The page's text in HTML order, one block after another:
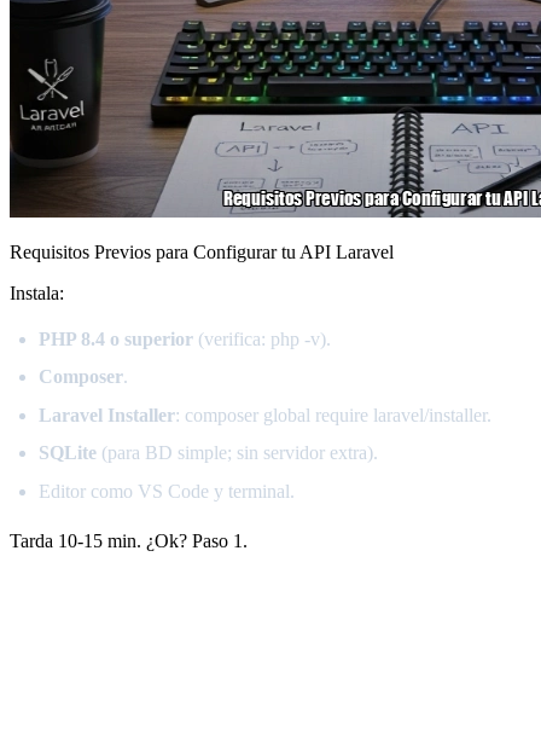
Requisitos Previos para Configurar tu API Laravel
Instala:
PHP 8.4 o superior (verifica: php -v).
Composer.
Laravel Installer: composer global require laravel/installer.
SQLite (para BD simple; sin servidor extra).
Editor como VS Code y terminal.
Tarda 10-15 min. ¿Ok? Paso 1.